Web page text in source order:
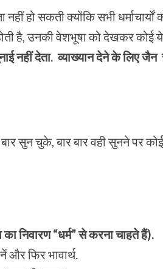
हो सकती क्योंकि सभी
है, उनकी वेशभूषा को देखकर कोई
नहीं देता. व्याख्यान देने के लिए
सुन चुके, बार बार वही सुनने पर
निवारण “धर्म” से करना चाहते हैं).
और फिर भावार्थ.